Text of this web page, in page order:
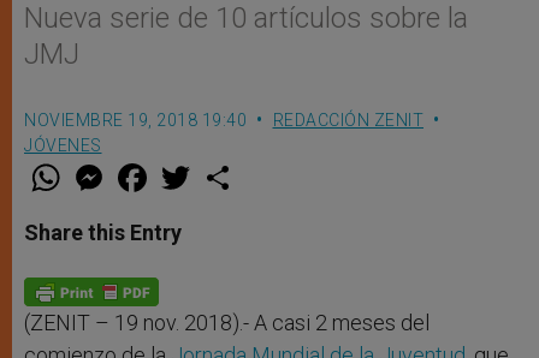
Nueva serie de 10 artículos sobre la
JMJ
NOVIEMBRE 19, 2018 19:40
REDACCIÓN ZENIT
JÓVENES
W
t
s
p
p
M
e
s
e
g
e
F
a
e
b
o
k
w
Share this Entry
(ZENIT – 19 nov. 2018).- A casi 2 meses del